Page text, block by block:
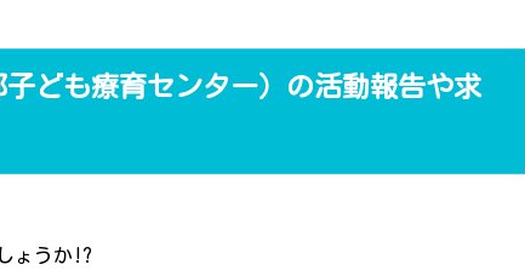
ども療育センター）の活動報告や求
ょうか!?